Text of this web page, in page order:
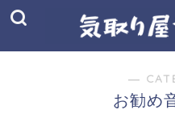
―
お勧め